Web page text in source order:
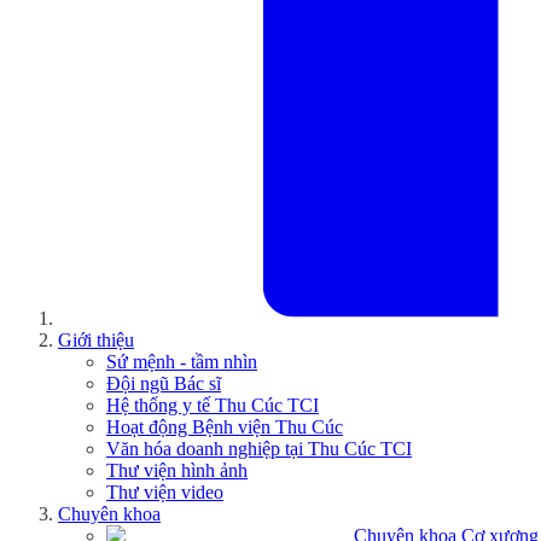
Giới thiệu
Sứ mệnh - tầm nhìn
Đội ngũ Bác sĩ
Hệ thống y tế Thu Cúc TCI
Hoạt động Bệnh viện Thu Cúc
Văn hóa doanh nghiệp tại Thu Cúc TCI
Thư viện hình ảnh
Thư viện video
Chuyên khoa
Chuyên khoa Cơ